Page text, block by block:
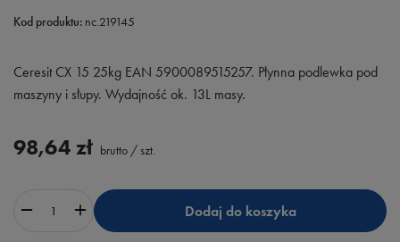
Kod produktu: nc.219145
Ceresit CX 15 25kg EAN 5900089515257. Płynna podlewka pod
maszyny i słupy. Wydajność ok. 13L masy.
98,64 zł brutto / szt.
Dodaj do koszyka